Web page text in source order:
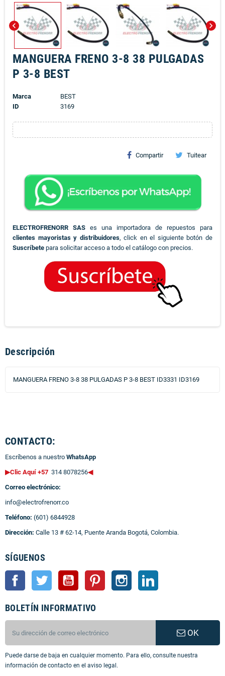
chevron_left chevron_right
MANGUERA FRENO 3-8 38 PULGADAS
P 3-8 BEST
Marca
BEST
ID
3169
Compartir Tuitear
ELECTROFRENORR SAS es una importadora de repuestos para
clientes mayoristas y distribuidores, click en el siguiente botón de
Suscríbete para solicitar acceso a todo el catálogo con precios.
Descripción
MANGUERA FRENO 3-8 38 PULGADAS P 3-8 BEST ID3331 ID3169
CONTACTO:
Escríbenos a nuestro WhatsApp
▶Clic Aquí +57 314 8078256◀
Correo electrónico:
info@electrofrenorr.co
Teléfono: (601) 6844928
Dirección: Calle 13 # 62-14, Puente Aranda Bogotá, Colombia.
SÍGUENOS
Facebook Twitter YouTube Pinterest Instagram
BOLETÍN INFORMATIVO
OK
Puede darse de baja en cualquier momento. Para ello, consulte nuestra
información de contacto en el aviso legal.